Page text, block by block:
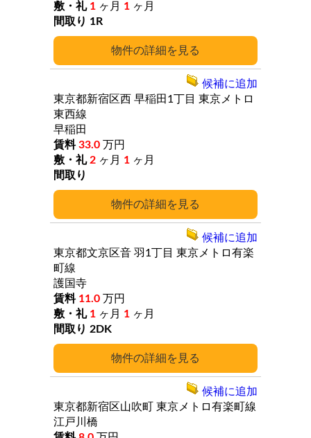
詳細
1 ヶ月 1 ヶ月
1R
詳細
東京都新宿区西 早稲田1丁目 東京メトロ
東西線
早稲田
33.0 万円
2 ヶ月 1 ヶ月
候補に追加
詳細
東京都文京区音 羽1丁目 東京メトロ有楽
町線
護国寺
11.0 万円
1 ヶ月 1 ヶ月
2DK
候補に追加
東京都新宿区山吹町 東京メトロ有楽町線
江戸川橋
候補に追加